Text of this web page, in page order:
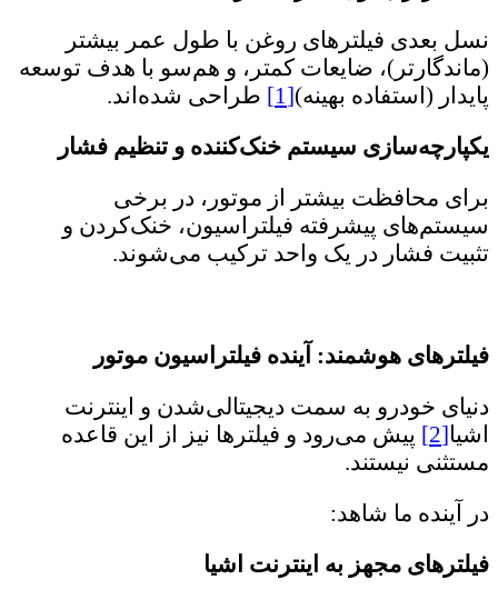
نسل بعدی فیلترهای روغن با طول عمر بیشتر
(ماندگارتر)، ضایعات کمتر، و هم‌سو با هدف توسعه
پایدار (استفاده بهینه)[1]
طراحی شده‌اند.
یکپارچه‌سازی سیستم خنک‌کننده و تنظیم فشار
برای محافظت بیشتر از موتور، در برخی
سیستم‌های پیشرفته فیلتراسیون، خنک‌‌کردن و
تثبیت فشار در یک واحد ترکیب می‌شوند.
فیلترهای هوشمند: آینده فیلتراسیون موتور
دنیای خودرو به سمت دیجیتالی‌شدن و اینترنت
اشیا[2]
پیش می‌رود و فیلترها نیز از این قاعده
مستثنی نیستند.
در آینده ما شاهد:
فیلترهای مجهز به اینترنت اشیا